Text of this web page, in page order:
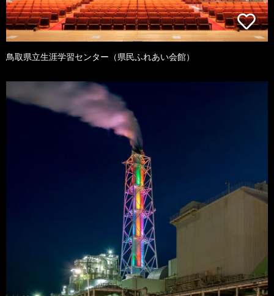
鳥取県立生涯学習センター（県民ふれあい会館）